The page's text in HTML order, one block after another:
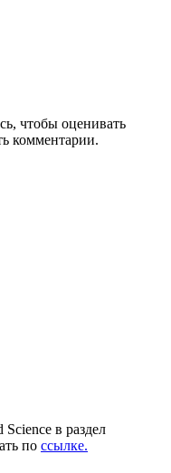
чтобы оценивать
комментарии.
в раздел
по ссылке.